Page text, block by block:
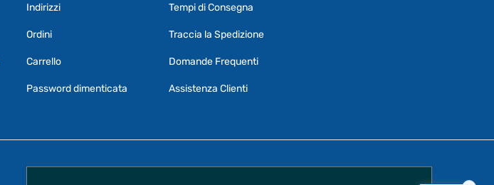
Indirizzi
Ordini
Carrello
Password dimenticata
Tempi di Consegna
Traccia la Spedizione
Domande Frequenti
Assistenza Clienti
Puoi chiedermi informazioni generali o
specifiche su certi prodotti.
prodotto